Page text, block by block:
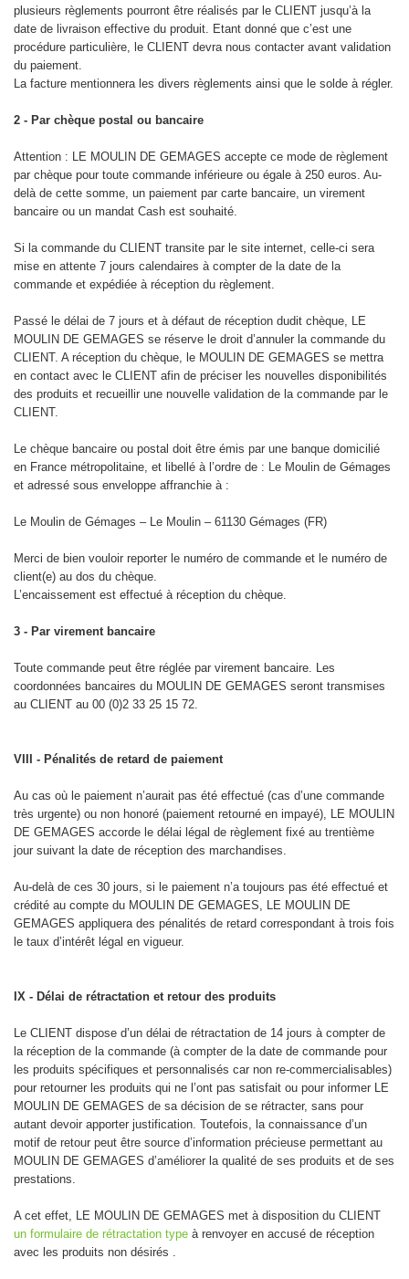
plusieurs règlements pourront être réalisés par le CLIENT jusqu’à la
date de livraison effective du produit. Etant donné que c’est une
procédure particulière, le CLIENT devra nous contacter avant validation
du paiement.
La facture mentionnera les divers règlements ainsi que le solde à régler.
2 - Par chèque postal ou bancaire
Attention : LE MOULIN DE GEMAGES accepte ce mode de règlement
par chèque pour toute commande inférieure ou égale à 250 euros. Au-
delà de cette somme, un paiement par carte bancaire, un virement
bancaire ou un mandat Cash est souhaité.
Si la commande du CLIENT transite par le site internet, celle-ci sera
mise en attente 7 jours calendaires à compter de la date de la
commande et expédiée à réception du règlement.
Passé le délai de 7 jours et à défaut de réception dudit chèque, LE
MOULIN DE GEMAGES se réserve le droit d’annuler la commande du
CLIENT. A réception du chèque, le MOULIN DE GEMAGES se mettra
en contact avec le CLIENT afin de préciser les nouvelles disponibilités
des produits et recueillir une nouvelle validation de la commande par le
CLIENT.
Le chèque bancaire ou postal doit être émis par une banque domicilié
en France métropolitaine, et libellé à l’ordre de : Le Moulin de Gémages
et adressé sous enveloppe affranchie à :
Le Moulin de Gémages – Le Moulin – 61130 Gémages (FR)
Merci de bien vouloir reporter le numéro de commande et le numéro de
client(e) au dos du chèque.
L’encaissement est effectué à réception du chèque.
3 - Par virement bancaire
Toute commande peut être réglée par virement bancaire. Les
coordonnées bancaires du MOULIN DE GEMAGES seront transmises
au CLIENT au 00 (0)2 33 25 15 72.
VIII - Pénalités de retard de paiement
Au cas où le paiement n’aurait pas été effectué (cas d’une commande
très urgente) ou non honoré (paiement retourné en impayé), LE MOULIN
DE GEMAGES accorde le délai légal de règlement fixé au trentième
jour suivant la date de réception des marchandises.
Au-delà de ces 30 jours, si le paiement n’a toujours pas été effectué et
crédité au compte du MOULIN DE GEMAGES, LE MOULIN DE
GEMAGES appliquera des pénalités de retard correspondant à trois fois
le taux d’intérêt légal en vigueur.
IX - Délai de rétractation et retour des produits
Le CLIENT dispose d’un délai de rétractation de 14 jours à compter de
la réception de la commande (à compter de la date de commande pour
les produits spécifiques et personnalisés car non re-commercialisables)
pour retourner les produits qui ne l’ont pas satisfait ou pour informer LE
MOULIN DE GEMAGES de sa décision de se rétracter, sans pour
autant devoir apporter justification. Toutefois, la connaissance d’un
motif de retour peut être source d’information précieuse permettant au
MOULIN DE GEMAGES d’améliorer la qualité de ses produits et de ses
prestations.
A cet effet, LE MOULIN DE GEMAGES met à disposition du CLIENT
un formulaire de rétractation type à renvoyer en accusé de réception
avec les produits non désirés .